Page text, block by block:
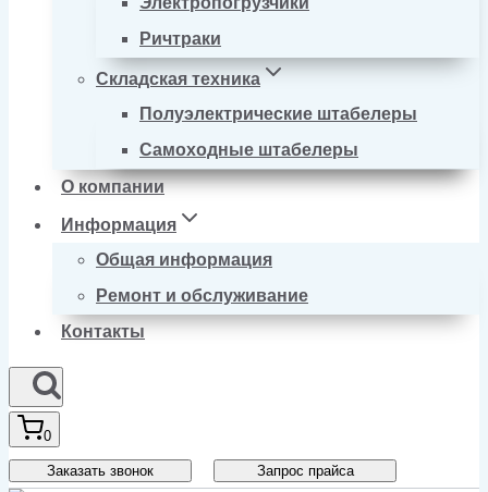
Ричтраки
Складская техника
Полуэлектрические штабелеры
Самоходные штабелеры
О компании
Информация
Общая информация
Ремонт и обслуживание
Контакты
0
Заказать звонок Запрос прайса